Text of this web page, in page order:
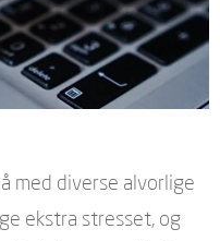
med diverse alvorlige
ekstra stresset, og